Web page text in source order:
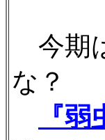
今期
な？
『